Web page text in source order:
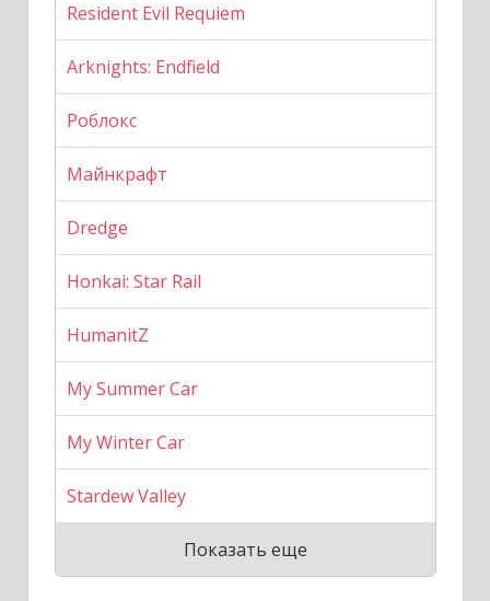
Resident Evil Requiem
Arknights: Endfield
Роблокс
Майнкрафт
Dredge
Honkai: Star Rail
HumanitZ
My Summer Car
My Winter Car
Stardew Valley
Показать еще